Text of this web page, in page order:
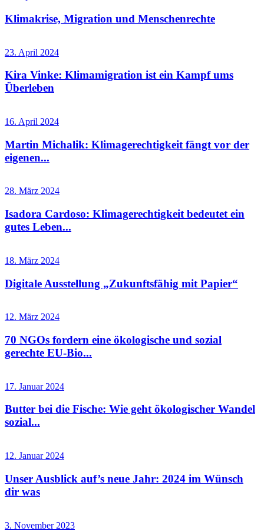
Klimakrise, Migration und Menschenrechte
23. April 2024
Kira Vinke: Klimamigration ist ein Kampf ums
Überleben
16. April 2024
Martin Michalik: Klimagerechtigkeit fängt vor der
eigenen...
28. März 2024
Isadora Cardoso: Klimagerechtigkeit bedeutet ein
gutes Leben...
18. März 2024
Digitale Ausstellung „Zukunftsfähig mit Papier“
12. März 2024
70 NGOs fordern eine ökologische und sozial
gerechte EU-Bio...
17. Januar 2024
Butter bei die Fische: Wie geht ökologischer Wandel
sozial...
12. Januar 2024
Unser Ausblick auf’s neue Jahr: 2024 im Wünsch
dir was
3. November 2023